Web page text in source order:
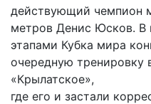
действующий чемпион
метров Денис Юсков.
этапами Кубка мира
очередную тренировку
«Крылатское»,
где его и застали